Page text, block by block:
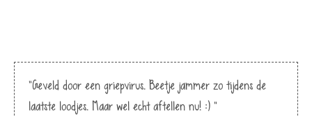
"Geveld door een griepvirus. Beetje jammer zo tijdens de
laatste loodjes. Maar wel echt aftellen nu! :) "